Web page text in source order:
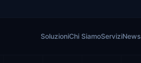
SoluzioniChi SiamoServiziNews